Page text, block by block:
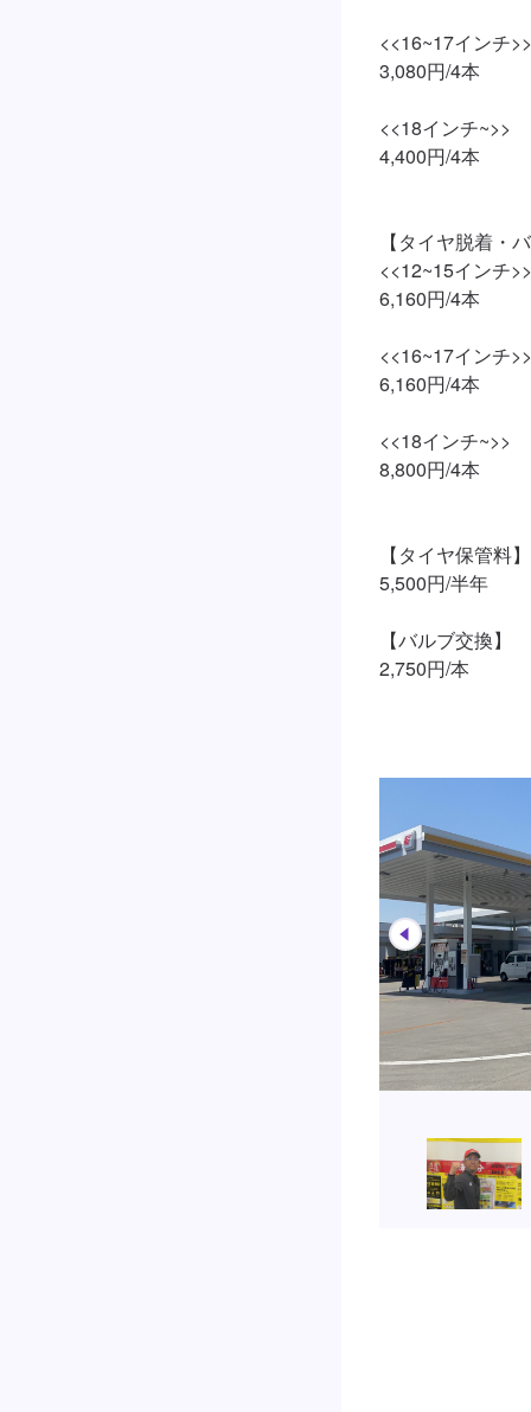
<<16~17インチ>>
3,080円/4本
<<18インチ~>>
4,400円/4本
【タイヤ脱着・
<<12~15インチ>>
6,160円/4本
<<16~17インチ>>
6,160円/4本
<<18インチ~>>
8,800円/4本
【タイヤ保管料】
5,500円/半年
【バルブ交換】
2,750円/本